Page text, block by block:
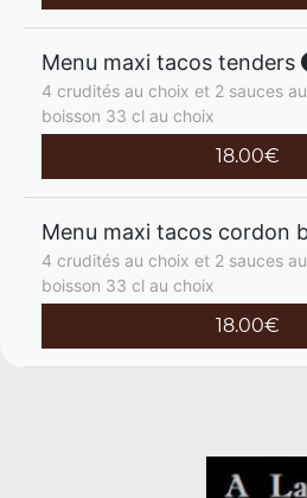
Menu maxi tacos tenders
4 crudités au choix et 2 sauces
boisson 33 cl au choix
18.00€
Menu maxi tacos cordon
4 crudités au choix et 2 sauces
boisson 33 cl au choix
18.00€